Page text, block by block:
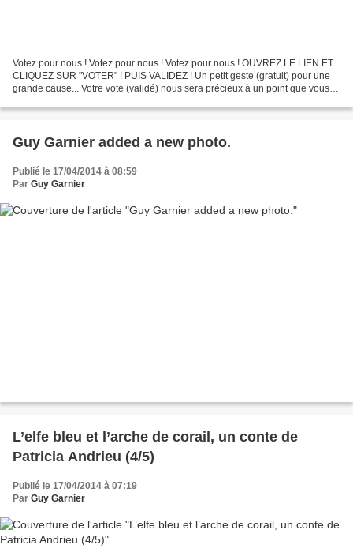
Votez pour nous ! Votez pour nous ! Votez pour nous ! OUVREZ LE LIEN ET
CLIQUEZ SUR "VOTER" ! PUIS VALIDEZ ! Un petit geste (gratuit) pour une
grande cause... Votre vote (validé) nous sera précieux à un point que vous
Guy Garnier added a new photo.
Publié le 17/04/2014 à 08:59
Par Guy Garnier
L’elfe bleu et l’arche de corail, un conte de
Patricia Andrieu (4/5)
Publié le 17/04/2014 à 07:19
Par Guy Garnier